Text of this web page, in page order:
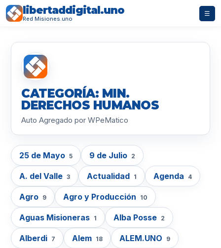
libertaddigital.uno
Red Misiones.uno
☰
CATEGORÍA: MIN.
DERECHOS HUMANOS
Auto Agregado por WPeMatico
25 de Mayo 5 9 de Julio 2
A. del Valle 3 Actualidad 1 Agenda 4
Agro 9 Agro y Producción 10
Aguas Misioneras 1 Alba Posse 2
Alberdi 7 Alem 18 ALEM.UNO 9